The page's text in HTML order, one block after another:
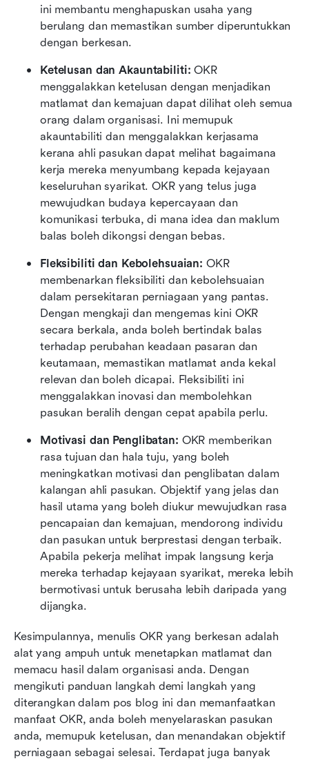
ini membantu menghapuskan usaha yang
berulang dan memastikan sumber diperuntukkan
dengan berkesan.
Ketelusan dan Akauntabiliti: OKR
menggalakkan ketelusan dengan menjadikan
matlamat dan kemajuan dapat dilihat oleh semua
orang dalam organisasi. Ini memupuk
akauntabiliti dan menggalakkan kerjasama
kerana ahli pasukan dapat melihat bagaimana
kerja mereka menyumbang kepada kejayaan
keseluruhan syarikat. OKR yang telus juga
mewujudkan budaya kepercayaan dan
komunikasi terbuka, di mana idea dan maklum
balas boleh dikongsi dengan bebas.
Fleksibiliti dan Kebolehsuaian: OKR
membenarkan fleksibiliti dan kebolehsuaian
dalam persekitaran perniagaan yang pantas.
Dengan mengkaji dan mengemas kini OKR
secara berkala, anda boleh bertindak balas
terhadap perubahan keadaan pasaran dan
keutamaan, memastikan matlamat anda kekal
relevan dan boleh dicapai. Fleksibiliti ini
menggalakkan inovasi dan membolehkan
pasukan beralih dengan cepat apabila perlu.
Motivasi dan Penglibatan: OKR memberikan
rasa tujuan dan hala tuju, yang boleh
meningkatkan motivasi dan penglibatan dalam
kalangan ahli pasukan. Objektif yang jelas dan
hasil utama yang boleh diukur mewujudkan rasa
pencapaian dan kemajuan, mendorong individu
dan pasukan untuk berprestasi dengan terbaik.
Apabila pekerja melihat impak langsung kerja
mereka terhadap kejayaan syarikat, mereka lebih
bermotivasi untuk berusaha lebih daripada yang
dijangka.
Kesimpulannya, menulis OKR yang berkesan adalah
alat yang ampuh untuk menetapkan matlamat dan
memacu hasil dalam organisasi anda. Dengan
mengikuti panduan langkah demi langkah yang
diterangkan dalam pos blog ini dan memanfaatkan
manfaat OKR, anda boleh menyelaraskan pasukan
anda, memupuk ketelusan, dan menandakan objektif